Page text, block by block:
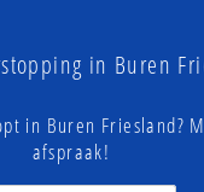
in Buren
in Buren Friesland?
afspraak!